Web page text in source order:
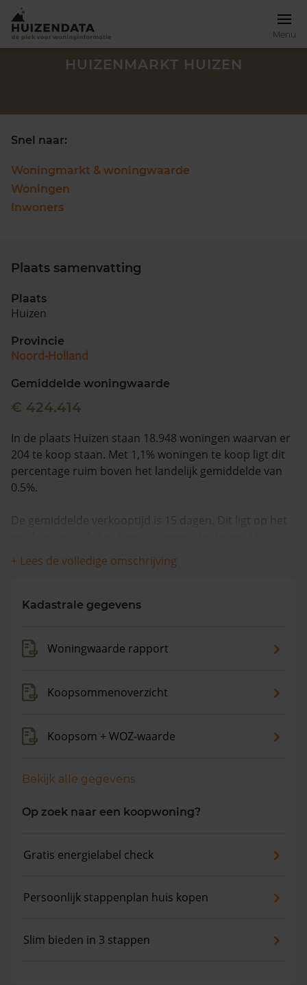
Menu
Zoek een woning
088 220 4200
Maandag t/m vrijdag - 08:00 -18:00
HUIZENMARKT HUIZEN
Snel naar:
Woningmarkt & woningwaarde
Woningen
Inwoners
Plaats samenvatting
Plaats
Huizen
Provincie
Noord-Holland
Gemiddelde woningwaarde
€ 424.414
In de plaats Huizen staan 18.948 woningen waarvan er
204 te koop staan. Met 1,1% woningen te koop ligt dit
percentage ruim boven het landelijk gemiddelde van
0.5%.
De gemiddelde verkooptijd is 15 dagen. Dit ligt op het
dagen.
worden appartementen gemiddeld voor €487.790
maanden is de gemiddelde woningwaarde met 10,6%
+ Lees de volledige omschrijving
Kadastrale gegevens
Woningwaarde rapport
Koopsommenoverzicht
Koopsom + WOZ-waarde
Bekijk alle gegevens
Op zoek naar een koopwoning?
Gratis energielabel check
Persoonlijk stappenplan huis kopen
Slim bieden in 3 stappen